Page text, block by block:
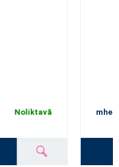
Noliktavā